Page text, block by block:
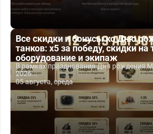
Все скидки и бонусы ко Дню
танков: x5 за победу, скидки на
оборудование и экипаж
В рамках празднования Дня рождения
2026...
05 августа, среда